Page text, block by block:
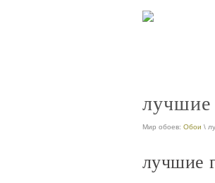
лучшие
Мир обоев: Обои \
лучшие